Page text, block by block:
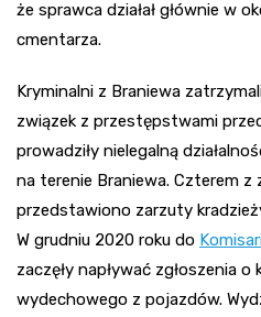
że sprawca działał głównie w
cmentarza.
Kryminalni z Braniewa
związek z przestępstwami
prowadziły nielegalną
na terenie Braniewa. Czterem
przedstawiono zarzuty
W grudniu 2020 roku do
zaczęły napływać zgłoszenia
wydechowego z pojazdów.